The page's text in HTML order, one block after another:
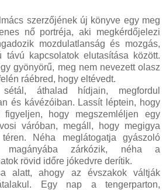
szerzőjének új könyve egy meg
nő portréja, aki megkérdőjelezi
mozdulatlanság és mozgás,
távú kapcsolatok elutasítása között.
gyönyörű, meg nem nevezett olasz
ráébred, hogy eltévedt.
áthalad hídjain, megfordul
és kávézóiban. Lassít léptein, hogy
hogy megszemléljen egy
váróban, megáll, hogy megigya
Néha meglátogatja gyászoló
zárkózik, néha a
rövid időre jókedvre derítik.
alatt, ahogy az évszakok váltják
Egy nap a tengerparton,